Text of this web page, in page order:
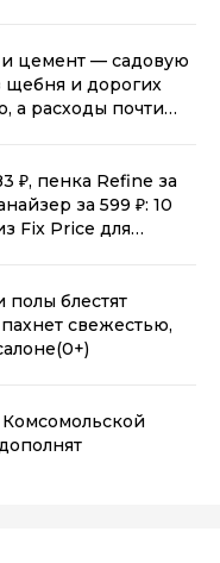
цемент — садовую
и дорогих
а расходы почти
₽, пенка Refine за
за 599 ₽: 10
Fix Price для
блестят
свежестью,
(0+)